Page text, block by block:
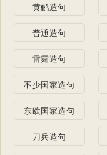
黄鹂造句
普通造句
雷霆造句
不少国家造句
东欧国家造句
刀兵造句